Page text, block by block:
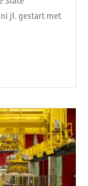
jl. gestart met